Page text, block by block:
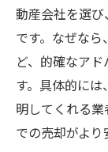
動産会社を選
です。なぜな
ど、的確なア
す。具体的に
明してくれる
での売却がより